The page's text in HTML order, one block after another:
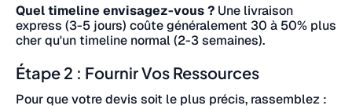
Quel timeline envisagez-vous ? Une livraison
express (3-5 jours) coûte généralement 30 à 50% plus
cher qu'un timeline normal (2-3 semaines).
Étape 2 : Fournir Vos Ressources
Pour que votre devis soit le plus précis, rassemblez :